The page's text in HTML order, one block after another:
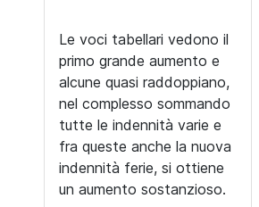
Le voci tabellari vedono il
primo grande aumento e
alcune quasi raddoppiano,
nel complesso sommando
tutte le indennità varie e
fra queste anche la nuova
indennità ferie, si ottiene
un aumento sostanzioso.